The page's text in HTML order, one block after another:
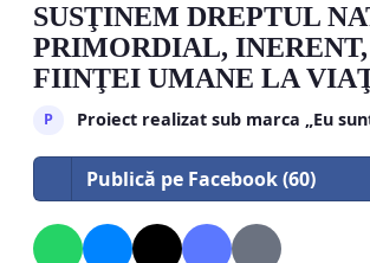
SUSŢINEM DREPTUL
PRIMORDIAL,
FIINŢEI UMANE LA
P Proiect realizat sub marca „Eu
Publică pe Facebook (60)